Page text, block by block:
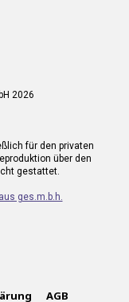
2026
für den privaten
über den
gestattet.
ges.m.b.h.
AGB